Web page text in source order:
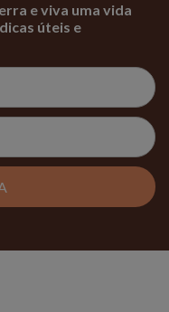
e viva uma vida
úteis e